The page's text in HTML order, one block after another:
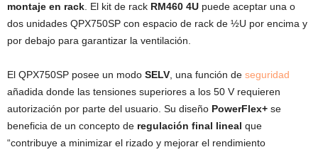
montaje en rack . El kit de rack RM460 4U puede aceptar una o
dos unidades QPX750SP con espacio de rack de ½U por encima y
por debajo para garantizar la ventilación.
El QPX750SP posee un modo SELV , una función de seguridad
añadida donde las tensiones superiores a los 50 V requieren
autorización por parte del usuario. Su diseño PowerFlex+ se
beneficia de un concepto de regulación final lineal que
“contribuye a minimizar el rizado y mejorar el rendimiento